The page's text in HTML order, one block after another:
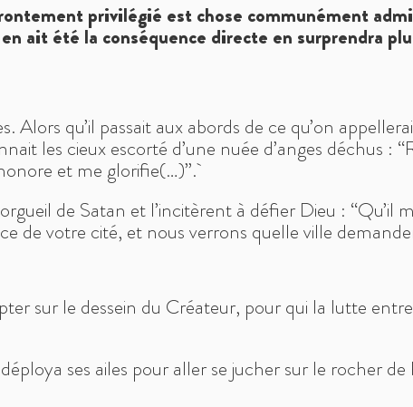
privilégié est chose communément
ait été la conséquence directe en surprendra
qu’il passait aux abords de ce qu’on
les cieux escorté d’une nuée d’anges déchus :
et me glorifie(…)”.
de Satan et l’incitèrent à défier Dieu : “Qu’il
de votre cité, et nous verrons quelle ville
sur le dessein du Créateur, pour qui la lutte
ses ailes pour aller se jucher sur le rocher de